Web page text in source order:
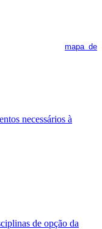
mapa de
necessários à
de opção da